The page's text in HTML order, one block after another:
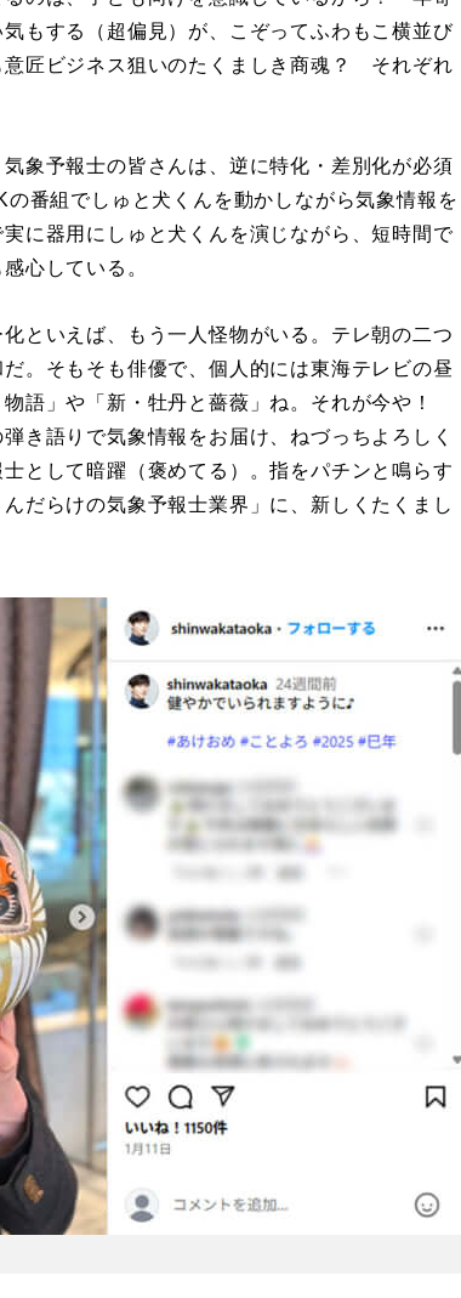
もする（超偏見）が、こぞってふわもこ横並び
匠ビジネス狙いのたくましき商魂？ それぞれ
象予報士の皆さんは、逆に特化・差別化が必須
番組でしゅと犬くんを動かしながら気象情報を
に器用にしゅと犬くんを演じながら、短時間で
心している。
といえば、もう一人怪物がいる。テレ朝の二つ
。そもそも俳優で、個人的には東海テレビの昼
語」や「新・牡丹と薔薇」ね。それが今や！
き語りで気象情報をお届け、ねづっちよろしく
として暗躍（褒めてる）。指をパチンと鳴らす
だらけの気象予報士業界」に、新しくたくまし